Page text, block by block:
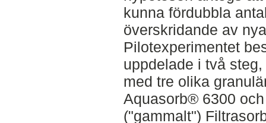
kunna fördubbla
överskridande av
Pilotexperimentet
uppdelade i två
med tre olika
Aquasorb® 6300
("gammalt")